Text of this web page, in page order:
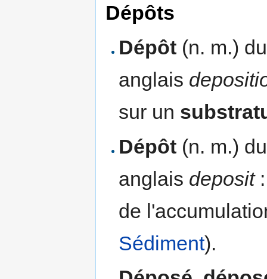
Dépôts
Dépôt (n. m.)
anglais
sur un
Dépôt (n. m.)
anglais deposit:
de
Sédiment).